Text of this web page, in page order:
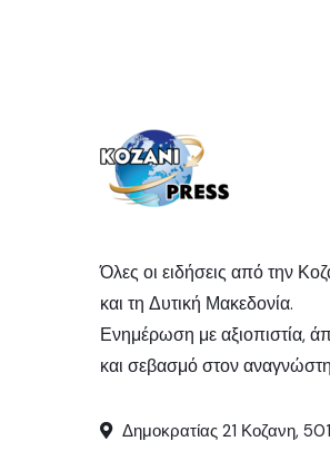
Όλες οι ειδήσεις από την
και τη Δυτική Μακεδονία.
Ενημέρωση με αξιοπιστία,
και σεβασμό στον
Δημοκρατίας 21 Κοζανη,